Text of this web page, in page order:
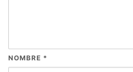
NOMBRE *